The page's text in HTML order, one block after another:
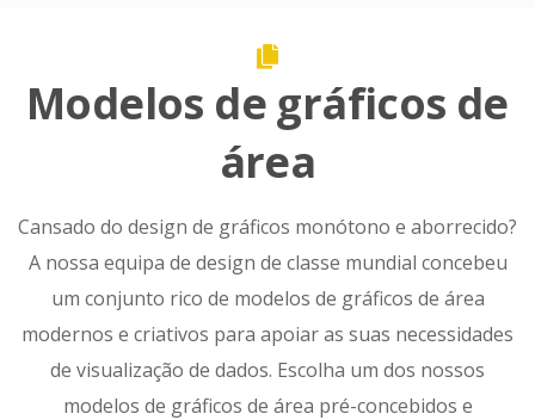
Modelos de gráficos de
área
Cansado do design de gráficos monótono e aborrecido?
A nossa equipa de design de classe mundial concebeu
um conjunto rico de modelos de gráficos de área
modernos e criativos para apoiar as suas necessidades
de visualização de dados. Escolha um dos nossos
modelos de gráficos de área pré-concebidos e